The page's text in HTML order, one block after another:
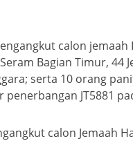
calon jemaah
Bagian Timur, 44
serta 10 orang
JT5881
calon Jemaah